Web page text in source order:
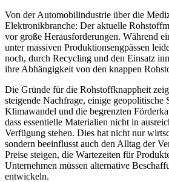
Von der Automobilindustrie über die
Elektronikbranche: Der aktuelle
vor große Herausforderungen. Während
unter massiven Produktionsengpässen
noch, durch Recycling und den Einsatz
ihre Abhängigkeit von den knappen
Die Gründe für die Rohstoffknappheit
steigende Nachfrage, einige geopolitische
Klimawandel und die begrenzten
dass essentielle Materialien nicht in
Verfügung stehen. Dies hat nicht nur
sondern beeinflusst auch den Alltag der
Preise steigen, die Wartezeiten für
Unternehmen müssen alternative
entwickeln.